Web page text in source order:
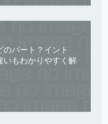
パート？イント
いもわかりやすく解